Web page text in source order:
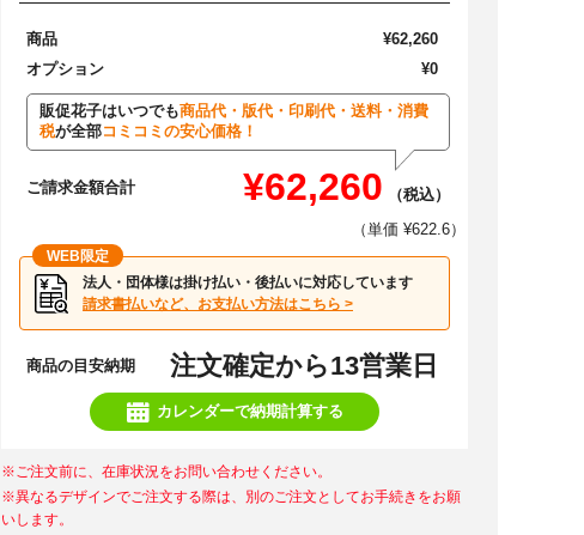
商品
¥62,260
オプション
¥0
販促花子はいつでも商品代・版代・印刷代・送料・消費
税が全部コミコミの安心価格！
ご請求金額合計 ¥62,260
（税込）
（単価 ¥622.6）
WEB限定
法人・団体様は掛け払い・後払いに対応しています
請求書払いなど、お支払い方法はこちら >
商品の目安納期 注文確定から13営業日
カレンダーで納期計算する
※ご注文前に、在庫状況をお問い合わせください。
※異なるデザインでご注文する際は、別のご注文としてお手続きをお願
いします。